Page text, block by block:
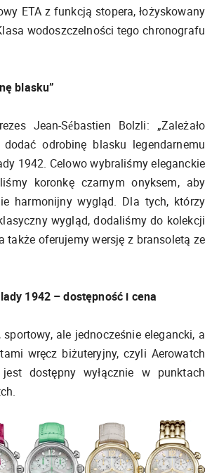
ETA z funkcją stopera, łożyskowany
wodoszczelności tego chronografu
blasku”
Jean-Sébastien Bolzli: „Zależało
odrobinę blasku legendarnemu
1942. Celowo wybraliśmy eleganckie
koronkę czarnym onyksem, aby
harmonijny wygląd. Dla tych, którzy
wygląd, dodaliśmy do kolekcji
także oferujemy wersję z bransoletą ze
1942 – dostępność i cena
ale jednocześnie elegancki, a
wręcz biżuteryjny, czyli Aerowatch
dostępny wyłącznie w punktach